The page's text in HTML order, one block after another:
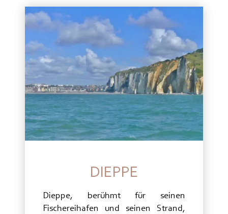
DIEPPE
Dieppe, berühmt für seinen
Fischereihafen und seinen Strand,